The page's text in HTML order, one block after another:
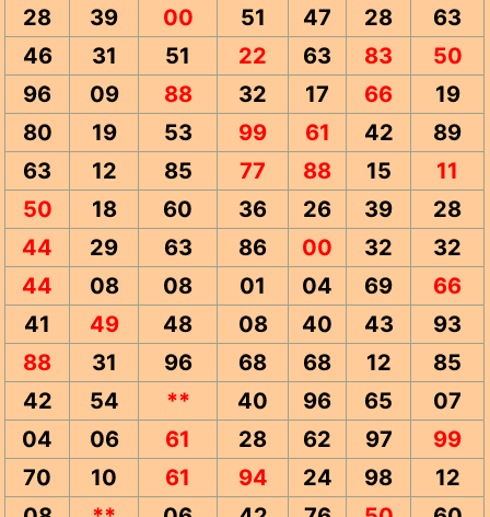
28
39 00 51 47 28
63
46
31 51 22 63 83
50
96
09 88 32 17 66
19
80
19 53 99 61 42
89
63
12 85 77 88 15
11
50
18 60 36 26 39
28
44
29 63 86 00 32
32
44
08 08 01 04 69
66
41
49 48 08 40 43
93
88
31 96 68 68 12
85
42
54 ** 40 96 65
07
04
06 61 28 62 97
99
70
10 61 94 24 98
12